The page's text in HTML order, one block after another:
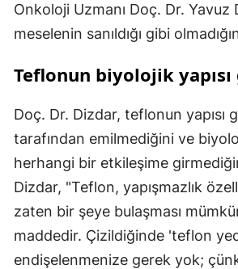
Onkoloji Uzmanı Doç. Dr. Yavuz
meselenin sanıldığı gibi
Teflonun biyolojik
Doç. Dr. Dizdar, teflonun yapısı
tarafından emilmediğini ve
herhangi bir etkileşime
Dizdar, "Teflon, yapışmazlık
zaten bir şeye bulaşması
maddedir. Çizildiğinde 'teflon
endişelenmenize gerek yok;